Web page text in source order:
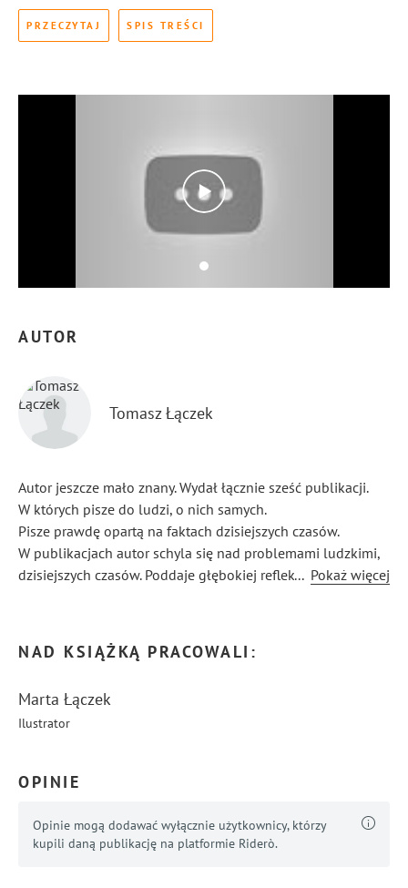
PRZECZYTAJ SPIS TREŚCI
AUTOR
Tomasz Łączek
Autor jeszcze mało znany. Wydał łącznie sześć publikacji.
W których pisze do ludzi, o nich samych.
Pisze prawdę opartą na faktach dzisiejszych czasów.
W publikacjach autor schyla się nad problemami ludzkimi,
dzisiejszych czasów. Poddaje głębokiej refleksji i dogłębnej
... Pokaż więcej
NAD KSIĄŻKĄ PRACOWALI:
Marta Łączek
Ilustrator
OPINIE
Opinie mogą dodawać wyłącznie użytkownicy, którzy
kupili daną publikację na platformie Riderò.